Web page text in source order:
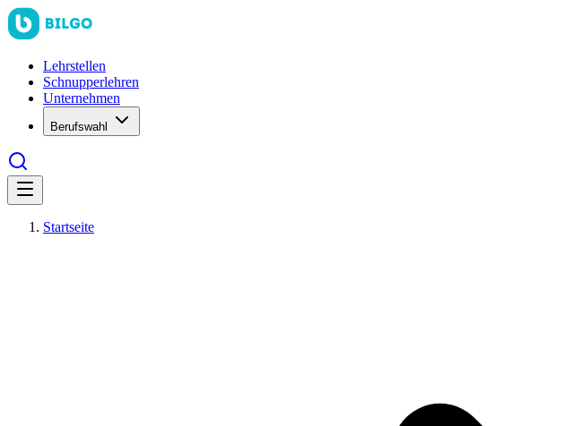
Lehrstellen
Schnupperlehren
Unternehmen
Berufswahl
Startseite